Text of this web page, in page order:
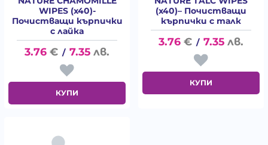
WIPES (x40)-
Почистващи кърпички
с лайка
3.76 € / 7.35 лв.
КУПИ
(x40)– Почистващи
кърпички с талк
3.76 € / 7.35 лв.
КУПИ